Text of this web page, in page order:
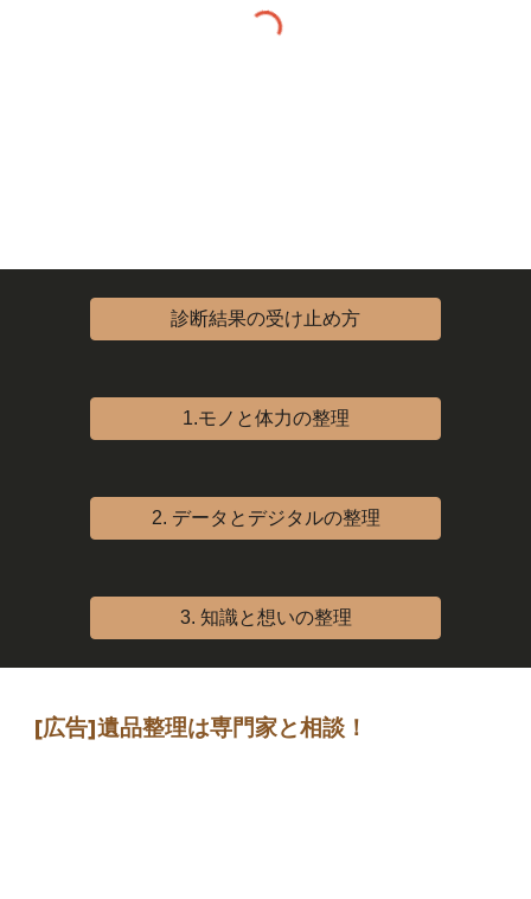
診断結果の受け止め方
1.モノと体力の整理
2. データとデジタルの整理
3. 知識と想いの整理
[広告]遺品整理は専門家と相談 ！